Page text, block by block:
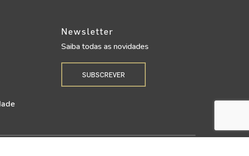
Newsletter
Saiba todas as novidades
SUBSCREVER